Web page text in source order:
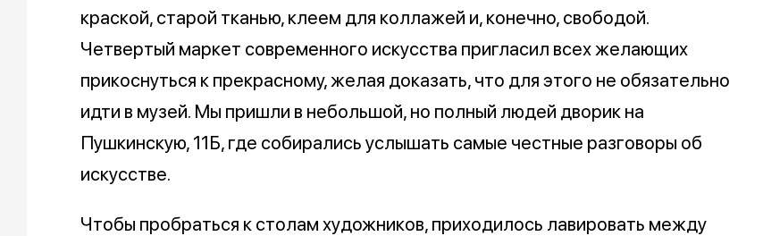
краской, старой тканью, клеем для коллажей и, конечно, свободой.
Четвертый маркет современного искусства пригласил всех желающих
прикоснуться к прекрасному, желая доказать, что для этого не обязательно
идти в музей. Мы пришли в небольшой, но полный людей дворик на
Пушкинскую, 11Б, где собирались услышать самые честные разговоры об
искусстве.
Чтобы пробраться к столам художников, приходилось лавировать между